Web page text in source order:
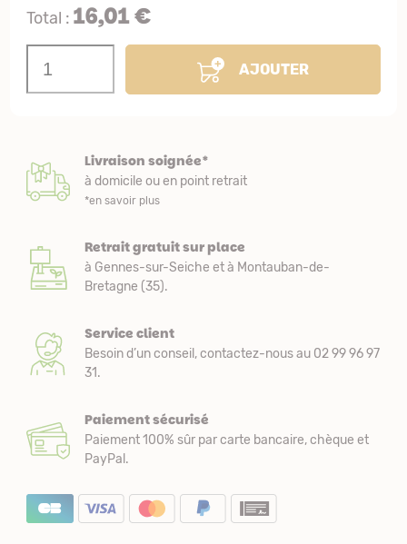
Total : 16,01 €
AJOUTER
Livraison soignée*
à domicile ou en point retrait
*en savoir plus
Retrait gratuit sur place
à Gennes-sur-Seiche et à Montauban-de-
Bretagne (35).
Service client
Besoin d’un conseil, contactez-nous au 02 99 96 97
31.
Paiement sécurisé
Paiement 100% sûr par carte bancaire, chèque et
PayPal.